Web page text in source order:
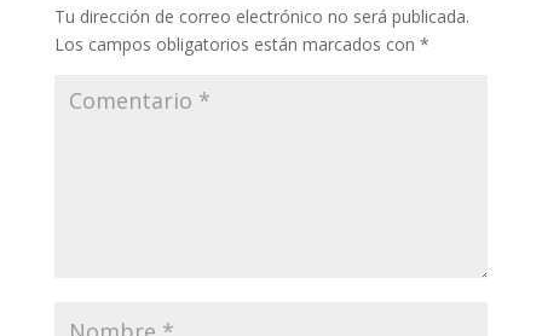
Tu dirección de correo electrónico no será publicada.
Los campos obligatorios están marcados con *